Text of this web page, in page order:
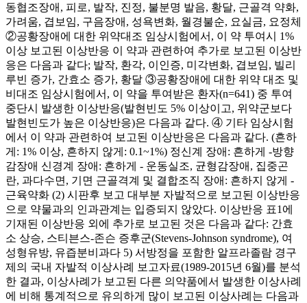
동협조장애, 피로, 발작, 진정, 불분명 발음, 황달, 근골격 약화,
가려움, 겹보임, 구음장애, 성욕변화, 월경불순, 요실금, 요정체
②공황장애에 대한 위약대조 임상시험에서, 이 약 투여시 1%
이상 보고된 이상반응 이 약과 관련하여 추가로 보고된 이상반
응은 다음과 같다; 발작, 환각, 이인증, 미각변화, 겹보임, 빌리
루빈 증가, 간효소 증가, 황달 ③공황장애에 대한 위약 대조 및
비대조 임상시험에서, 이 약을 투여받은 환자(n=641) 중 투여
중단시 발생한 이상반응(발현빈도 5% 이상이고, 위약군보다
발현빈도가 높은 이상반응)은 다음과 같다. ④ 기타 임상시험
에서 이 약과 관련하여 보고된 이상반응은 다음과 같다. (흔하
게: 1% 이상, 흔하지 않게: 0.1~1%) 정신계 장애: 흔하게 -방향
감장애 신경계 장애: 흔하게 - 운동실조, 균형감장애, 집중곤
란, 과다수면, 기면 근골격계 및 결합조직 장애: 흔하지 않게 -
근육약화 (2) 시판후 보고 대부분 자발적으로 보고된 이상반응
으로 약물과의 인과관계는 입증되지 않았다. 이상반응 표1에
기재된 이상반응 외에 추가로 보고된 것은 다음과 같다: 간효
소 상승, 스티븐스-존슨 증후군(Stevens-Johnson syndrome), 여
성형유방, 유즙분비과다 5) 서방정을 포함한 알프라졸람 경구
제의 국내 자발적 이상사례 보고자료(1989-2015년 6월)를 분석
한 결과, 이상사례가 보고된 다른 의약품에서 발생한 이상사례
에 비해 통계적으로 유의하게 많이 보고된 이상사례는 다음과